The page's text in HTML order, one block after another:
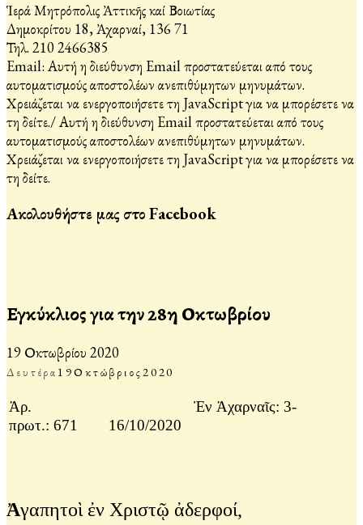
Ἱερά Μητρόπολις Ἀττικῆς καί Βοιωτίας
Δημοκρίτου 18, Ἀχαρναί, 136 71
Τηλ. 210 2466385
Email: Αυτή η διεύθυνση Email προστατεύεται από τους
αυτοματισμούς αποστολέων ανεπιθύμητων μηνυμάτων.
Χρειάζεται να ενεργοποιήσετε τη JavaScript για να μπορέσετε να
τη δείτε./Αυτή η διεύθυνση Email προστατεύεται από τους
αυτοματισμούς αποστολέων ανεπιθύμητων μηνυμάτων.
Χρειάζεται να ενεργοποιήσετε τη JavaScript για να μπορέσετε να
τη δείτε.
Ακολουθήστε μας στο Facebook
Εγκύκλιος για την 28η Οκτωβρίου
19 Οκτωβρίου 2020
Δευτέρα 19Οκτώβριος2020
Ἀρ.
πρωτ.: 671
Ἐν Ἀχαρναῖς: 3-
16/10/2020
Ἀγαπητοὶ ἐν Χριστῷ ἀδερφοί,